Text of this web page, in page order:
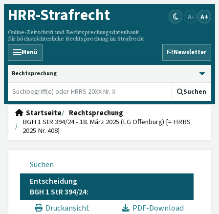
HRR-Strafrecht
Online-Zeitschrift und Rechtsprechungsdatenbank
für höchstrichterliche Rechtsprechung im Strafrecht
A- A+
Menü Newsletter
HRRS durchsuchen
Suchen
Startseite
Rechtsprechung
BGH 1 StR 394/24 - 18. März 2025 (LG Offenburg) [= HRRS
2025 Nr. 408]
Suchen
Entscheidung
BGH 1 StR 394/24:
Druckansicht
PDF-Download